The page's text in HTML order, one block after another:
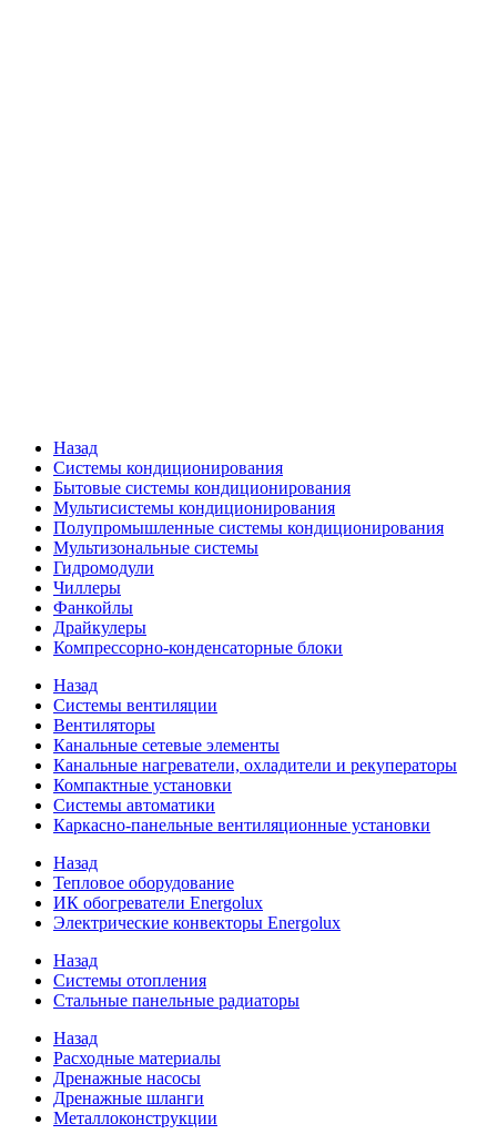
Назад
Системы кондиционирования
Бытовые системы кондиционирования
Мультисистемы кондиционирования
Полупромышленные системы кондиционирования
Мультизональные системы
Гидромодули
Чиллеры
Фанкойлы
Драйкулеры
Компрессорно-конденсаторные блоки
Назад
Системы вентиляции
Вентиляторы
Канальные сетевые элементы
Канальные нагреватели, охладители и рекуператоры
Компактные установки
Системы автоматики
Каркасно-панельные вентиляционные установки
Назад
Тепловое оборудование
ИК обогреватели Energolux
Электрические конвекторы Energolux
Назад
Системы отопления
Стальные панельные радиаторы
Назад
Расходные материалы
Дренажные насосы
Дренажные шланги
Металлоконструкции